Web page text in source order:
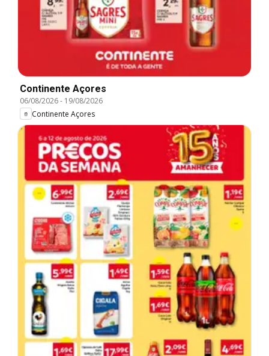
Continente Açores
06/08/2026- 19/08/2026
Continente Açores